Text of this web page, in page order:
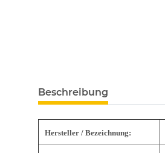
Beschreibung
Hersteller / Bezeichnung: